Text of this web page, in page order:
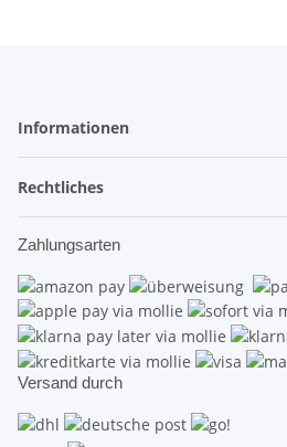
Informationen
Rechtliches
Zahlungsarten
Versand durch